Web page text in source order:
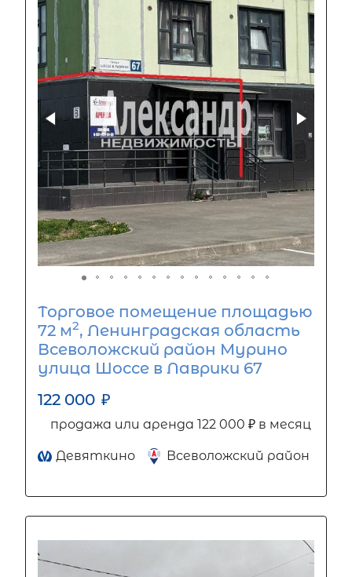
Торговое помещение площадью
72 м2, Ленинградская область
Всеволожский район Мурино
улица Шоссе в Лаврики 67
122 000 ₽
продажа или аренда 122 000 ₽ в месяц
Девяткино Всеволожский район